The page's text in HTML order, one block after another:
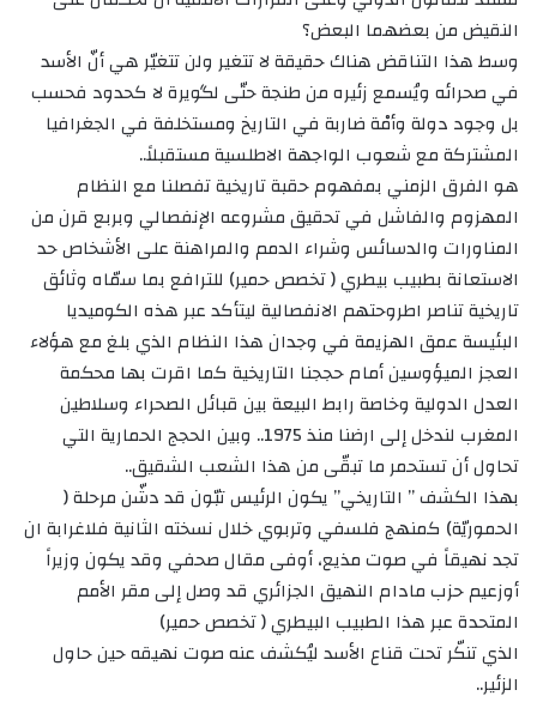
النقيض من بعضهما البعض؟
وسط هذا التناقض هناك حقيقة لا تتغير ولن تتغيّر هي أنّ الأسد
في صحرائه ويُسمع زئيره من طنجة حتّى لگويرة لا كحدود فحسب
بل وجود دولة وأمْة ضاربة في التاريخ ومستخلفة في الجغرافيا
المشتركة مع شعوب الواجهة الاطلسية مستقبلاً..
هو الفرق الزمني بمفهوم حقبة تاريخية تفصلنا مع النظام
المهزوم والفاشل في تحقيق مشروعه الإنفصالي وبربع قرن من
المناورات والدسائس وشراء الدمم والمراهنة على الأشخاص حد
الاستعانة بطبيب بيطري ( تخصص حمير) للترافع بما سمّاه وثائق
تاريخية تناصر اطروحتهم الانفصالية ليتأكد عبر هذه الكوميديا
البئيسة عمق الهزيمة في وجدان هذا النظام الذي بلغ مع هؤلاء
العجز الميؤوسين أمام حججنا التاريخية كما اقرت بها محكمة
العدل الدولية وخاصة رابط البيعة بين قبائل الصحراء وسلاطين
المغرب لندخل إلى ارضنا منذ 1975.. وبين الحجج الحمارية التي
تحاول أن تستحمر ما تبقّى من هذا الشعب الشقيق..
بهذا الكشف ” التاريخي” يكون الرئيس تبّون قد دشّن مرحلة (
الحموريّة) كمنهج فلسفي وتربوي خلال نسخته الثانية فلاغرابة ان
تجد نهيقاً في صوت مذيع، أوفى مقال صحفي وقد يكون وزيراً
أوزعيم حزب مادام النهيق الجزائري قد وصل إلى مقر الأمم
المتحدة عبر هذا الطبيب البيطري ( تخصص حمير)
الذي تنكّر تحت قناع الأسد ليُكشف عنه صوت نهيقه حين حاول
الزئير..